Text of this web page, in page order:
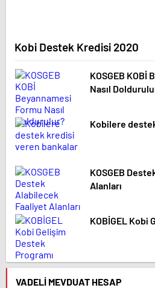
Kobi Destek Kredisi 2020
KOSGEB KOBİ
Nasıl
Kobilere
KOSGEB
Alanları
KOBİGEL Kobi
VADELI MEVDUAT HESAP